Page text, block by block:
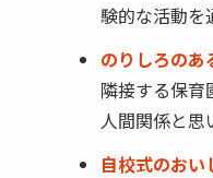
験的な活動を
のりしろのあ
隣接する保育
人間関係と思
自校式のおい